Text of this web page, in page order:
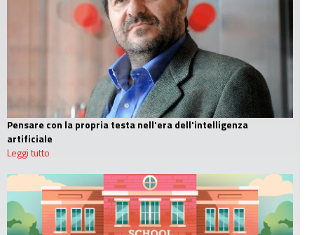
Pensare con la propria testa nell'era dell'intelligenza
artificiale
Leggi tutto